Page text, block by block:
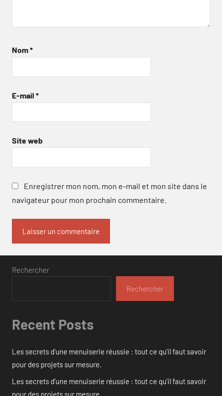
Nom*
E-mail *
Site web
Enregistrer mon nom, mon e-mail et mon site dans le
navigateur pour mon prochain commentaire.
Rechercher
Rechercher
Recent Posts
Les secrets d’une menuiserie réussie : tout ce qu’il faut savoir
pour des projets sur mesure.
Les secrets d’une menuiserie réussie : tout ce qu’il faut savoir
pour des projets sur mesure.